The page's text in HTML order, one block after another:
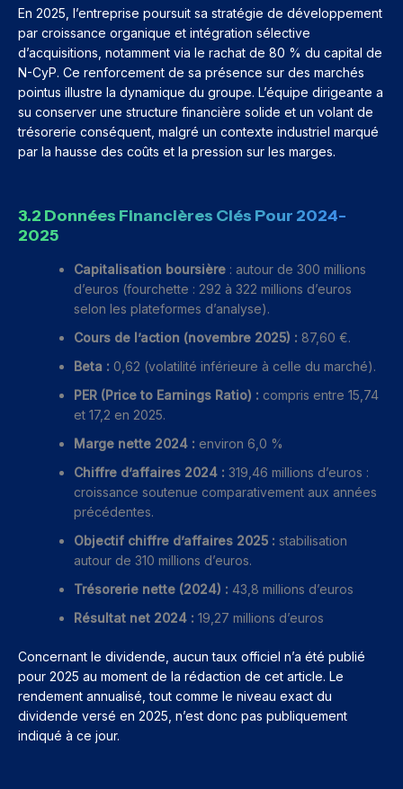
En 2025, l’entreprise poursuit sa stratégie de développement
par croissance organique et intégration sélective
d’acquisitions, notamment via le rachat de 80 % du capital de
N-CyP. Ce renforcement de sa présence sur des marchés
pointus illustre la dynamique du groupe. L’équipe dirigeante a
su conserver une structure financière solide et un volant de
trésorerie conséquent, malgré un contexte industriel marqué
par la hausse des coûts et la pression sur les marges.
3.2 Données Financières Clés Pour 2024-
2025
Capitalisation boursière : autour de 300 millions
d’euros (fourchette : 292 à 322 millions d’euros
selon les plateformes d’analyse).
Cours de l’action (novembre 2025) : 87,60 €.
Beta : 0,62 (volatilité inférieure à celle du marché).
PER (Price to Earnings Ratio) : compris entre 15,74
et 17,2 en 2025.
Marge nette 2024 : environ 6,0 %
Chiffre d’affaires 2024 : 319,46 millions d’euros :
croissance soutenue comparativement aux années
précédentes.
Objectif chiffre d’affaires 2025 : stabilisation
autour de 310 millions d’euros.
Trésorerie nette (2024) : 43,8 millions d’euros
Résultat net 2024 : 19,27 millions d’euros
Concernant le dividende, aucun taux officiel n’a été publié
pour 2025 au moment de la rédaction de cet article. Le
rendement annualisé, tout comme le niveau exact du
dividende versé en 2025, n’est donc pas publiquement
indiqué à ce jour.